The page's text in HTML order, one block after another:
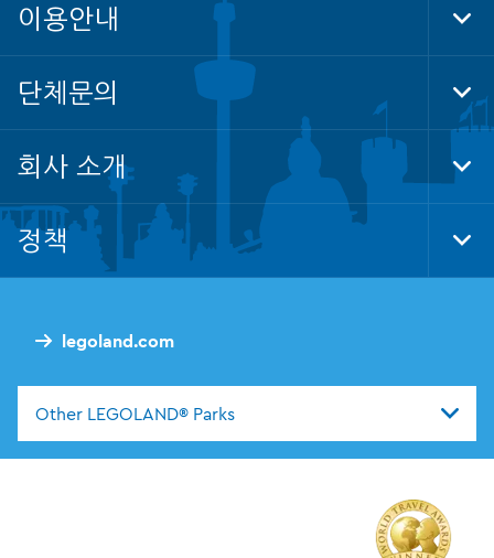
legoland.com
Other LEGOLAND® Parks
이용안내
단체문의
회사 소개
정책